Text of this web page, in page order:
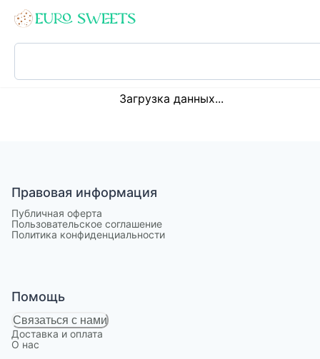
Loading...
Загрузка данных...
Правовая информация
Публичная оферта
Пользовательское соглашение
Политика конфиденциальности
Помощь
Связаться с нами
Доставка и оплата
О нас